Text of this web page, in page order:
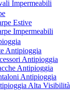
Impermeabili
Estive
Impermeabili
Antipioggia
Antipioggia
Antipioggia
Antipioggia
Alta Visibilità